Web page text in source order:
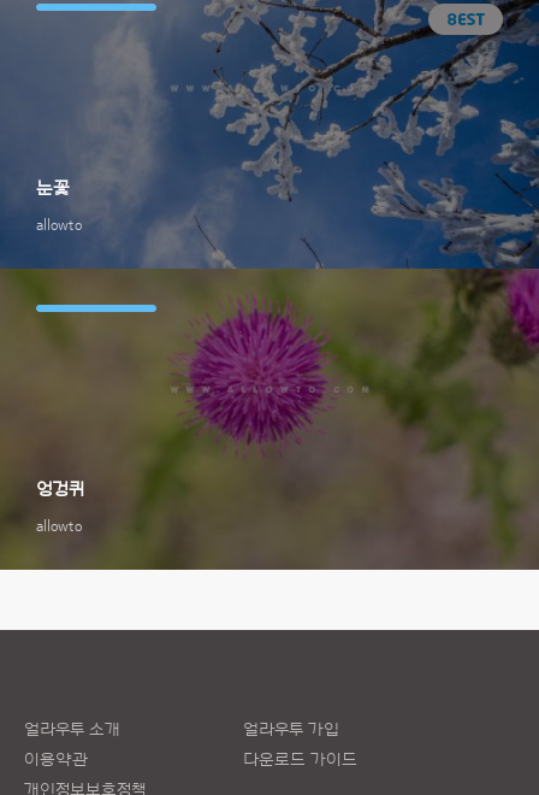
allowto
눈꽃
allowto
엉겅퀴
얼라우투 소개
이용약관
개인정보보호정책
얼라우투 가입
다운로드 가이드